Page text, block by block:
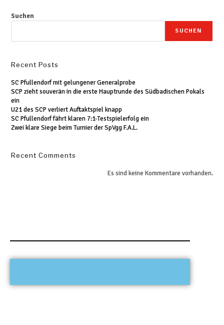
Suchen
SUCHEN
Recent Posts
SC Pfullendorf mit gelungener Generalprobe
SCP zieht souverän in die erste Hauptrunde des Südbadischen Pokals
ein
U21 des SCP verliert Auftaktspiel knapp
SC Pfullendorf fährt klaren 7:1-Testspielerfolg ein
Zwei klare Siege beim Turnier der SpVgg F.A.L.
Recent Comments
Es sind keine Kommentare vorhanden.